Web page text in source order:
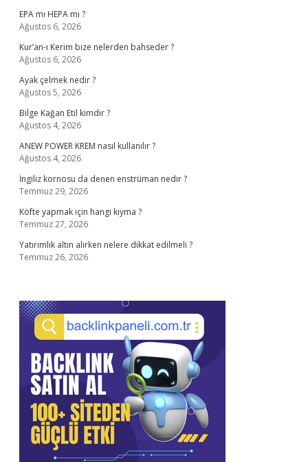
EPA mı HEPA mı ?
Ağustos 6, 2026
Kur’an-ı Kerim bize nelerden bahseder ?
Ağustos 6, 2026
Ayak çelmek nedir ?
Ağustos 5, 2026
Bilge Kağan Etil kimdir ?
Ağustos 4, 2026
ANEW POWER KREM nasıl kullanılır ?
Ağustos 4, 2026
İngiliz kornosu da denen enstrüman nedir ?
Temmuz 29, 2026
Köfte yapmak için hangi kıyma ?
Temmuz 27, 2026
Yatırımlık altın alırken nelere dikkat edilmeli ?
Temmuz 26, 2026